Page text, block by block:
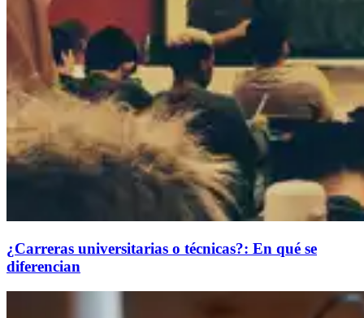
¿Carreras universitarias o técnicas?: En qué se
diferencian